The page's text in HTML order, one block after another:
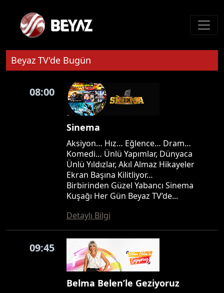
Beyaz TV'de Bugün
08:00
Sinema
Aksiyon… Hız… Eğlence… Dram…
Komedi… Ünlü Yapımlar, Dünyaca
Ünlü Yıldızlar, Akıl Almaz Hikayeler
Ekran Başına Kilitliyor…
Birbirinden Güzel Yabancı Sinema
Kuşağı Her Gün Beyaz TV’de...
Detaylı Bilgi
09:45
Belma Belen’le Geziyoruz